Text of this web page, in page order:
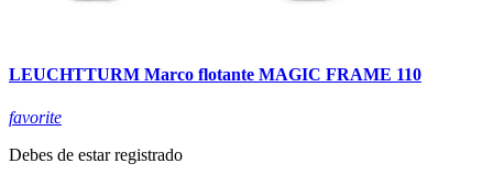
LEUCHTTURM Marco flotante MAGIC FRAME 110
favorite
Debes de estar registrado